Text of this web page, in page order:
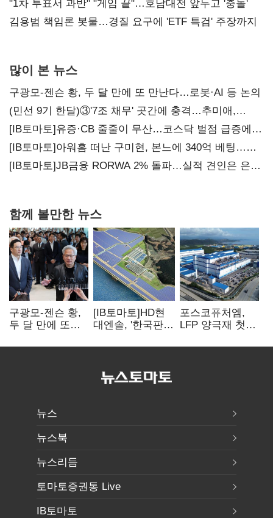
불복'
"1차 투표서 과반" "게임 끝"…호남대전 앞두고 '충돌'
김용범 책임론 봇물…경질 요구에 'ETF 특검' 주장까지
많이 본 뉴스
구광모-젠슨 황, 두 달 만에 또 만난다…로봇·AI 등 논의
(민선 9기 한달)③'7조 채무' 곳간에 충격…추미애,
20년만에 '비상재정' 선언 승부수
[IB토마토]유증·CB 줄줄이 무산…코스닥 벌점 급증에
상폐 압박
[IB토마토]아워홈 떠난 구미현, 본느에 340억 베팅…
가족 지배체제 구축
[IB토마토]JB금융 RORWA 2% 돌파…실적 견인은 은행
함께 볼만한 뉴스
구광모-젠슨 황,
두 달 만에 또
등 논의
[IB토마토]HD현
대엔솔, '한국판
세액공제 선택이
포스코퓨처엠,
LFP 양극재 첫
ESS 시장 공략
뉴스
뉴스북
뉴스리듬
토마토증권통 Live
IB토마토